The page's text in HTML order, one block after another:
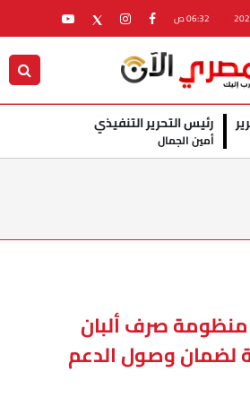
رئيس التحرير التنفيذي
أمين الجمال
صرف ألبان
لضمان وصول الدعم